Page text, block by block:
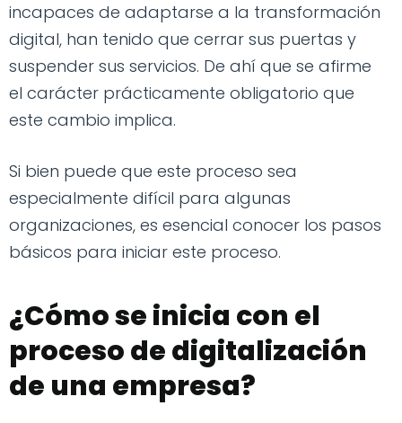
incapaces de adaptarse a la transformación
digital, han tenido que cerrar sus puertas y
suspender sus servicios. De ahí que se afirme
el carácter prácticamente obligatorio que
este cambio implica.
Si bien puede que este proceso sea
especialmente difícil para algunas
organizaciones, es esencial conocer los pasos
básicos para iniciar este proceso.
¿Cómo se inicia con el
proceso de digitalización
de una empresa?